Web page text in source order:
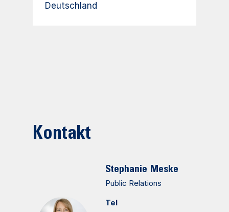
Deutschland
Kontakt
Stephanie Meske
Public Relations
Tel